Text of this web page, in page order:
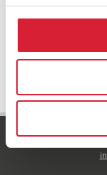
5 499 000 Kč